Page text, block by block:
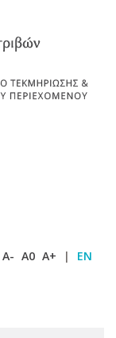
A- A0 A+ | EN